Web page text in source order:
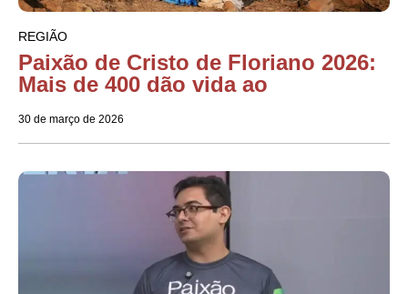
REGIÃO
Paixão de Cristo de Floriano 2026:
Mais de 400 dão vida ao
30 de março de 2026